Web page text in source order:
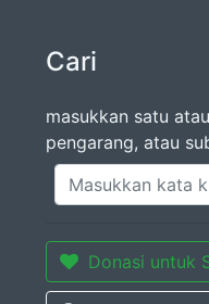
Cari
masukkan satu
pengarang, atau
Donasi untuk